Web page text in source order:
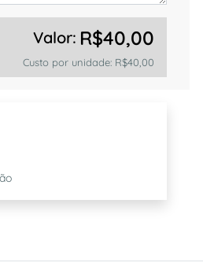
Valor: R$40,00
Custo por unidade: R$40,00